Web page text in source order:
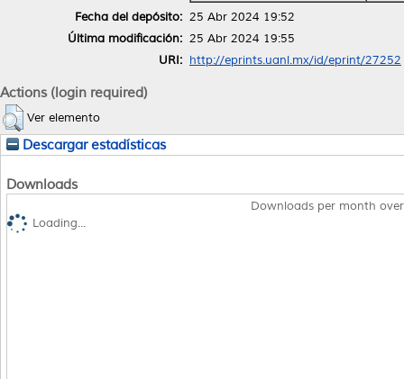
Fecha del depósito: 25 Abr 2024 19:52
Última modificación: 25 Abr 2024 19:55
URI: http://eprints.uanl.mx/id/eprint/27252
Actions (login required)
Ver elemento
Descargar estadísticas
Downloads
Downloads per month
Loading...